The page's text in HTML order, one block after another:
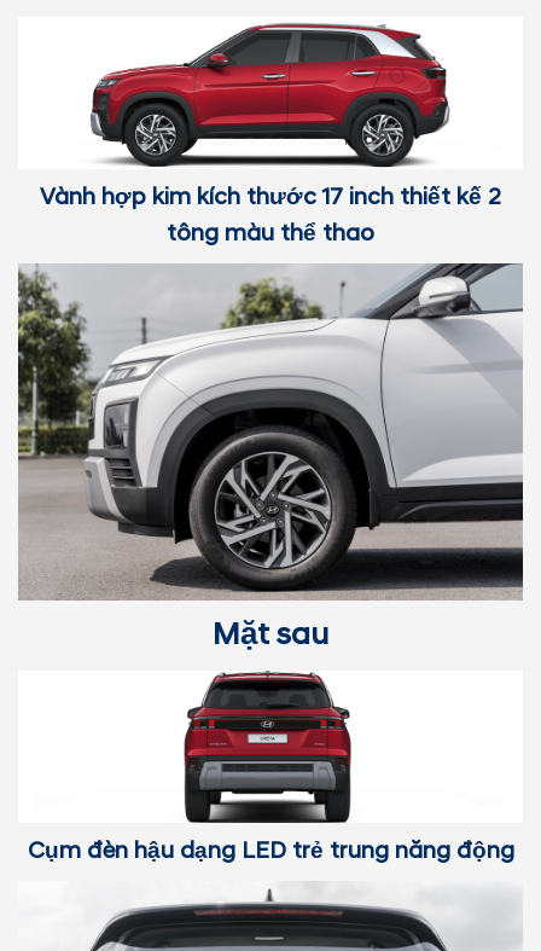
Vành hợp kim kích thước 17 inch thiết kế 2
tông màu thể thao
Mặt sau
Cụm đèn hậu dạng LED trẻ trung năng động